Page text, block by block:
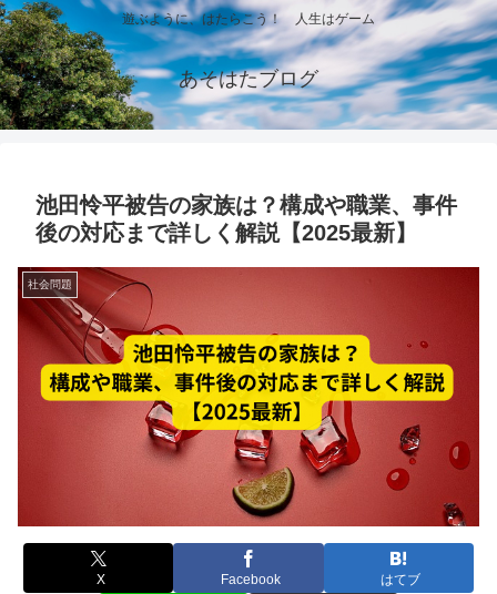
遊ぶように、はたらこう！ 人生はゲーム
あそはたブログ
池田怜平被告の家族は？構成や職業、事件
後の対応まで詳しく解説【2025最新】
社会問題
X Facebook はてブ